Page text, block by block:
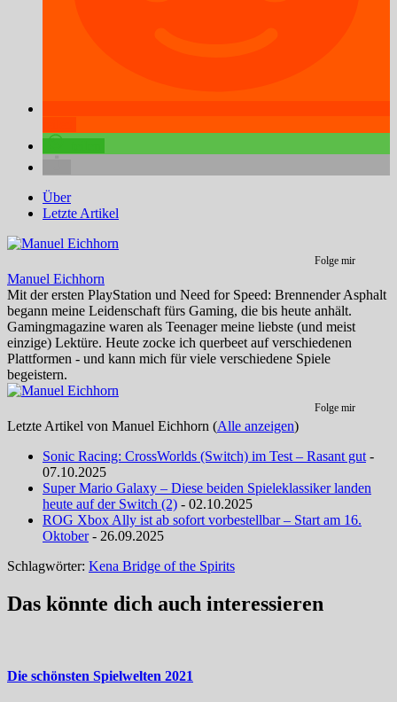
Über
Letzte Artikel
Folge mir
Manuel Eichhorn
Mit der ersten PlayStation und Need for Speed: Brennender Asphalt
begann meine Leidenschaft fürs Gaming, die bis heute anhält.
Gamingmagazine waren als Teenager meine liebste (und meist
einzige) Lektüre. Heute zocke ich querbeet auf verschiedenen
Plattformen - und kann mich für viele verschiedene Spiele
begeistern.
Folge mir
Letzte Artikel von Manuel Eichhorn (Alle anzeigen)
Sonic Racing: CrossWorlds (Switch) im Test – Rasant gut -
07.10.2025
Super Mario Galaxy – Diese beiden Spieleklassiker landen
heute auf der Switch (2) - 02.10.2025
ROG Xbox Ally ist ab sofort vorbestellbar – Start am 16.
Oktober- 26.09.2025
Schlagwörter: Kena Bridge of the Spirits
Das könnte dich auch interessieren
Die schönsten Spielwelten 2021